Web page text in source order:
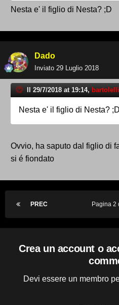
Nesta e' il figlio di Nesta? ;D
Dado
Inviato 29 Luglio 2018
Il 29/7/2018 at 19:14, bartolelli
Nesta e' il figlio di Nesta? ;D
Ovvio, ha saputo dal figlio di
si é fiondato
PREC Pagina 2
Crea un account o
Devi essere un membro